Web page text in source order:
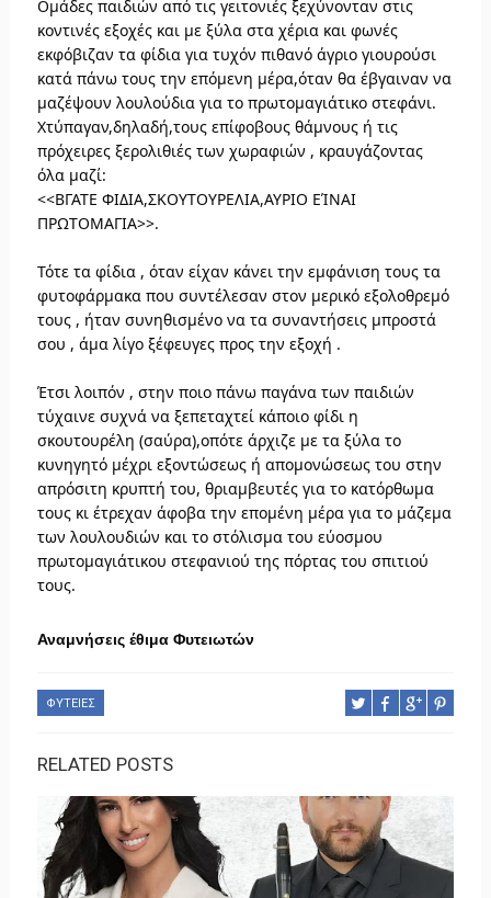
Ομάδες παιδιών από τις γειτονιές ξεχύνονταν στις
κοντινές εξοχές και με ξύλα στα χέρια και φωνές
εκφόβιζαν τα φίδια για τυχόν πιθανό άγριο γιουρούσι
κατά πάνω τους την επόμενη μέρα,όταν θα έβγαιναν να
μαζέψουν λουλούδια για το πρωτομαγιάτικο στεφάνι.
Χτύπαγαν,δηλαδή,τους επίφοβους θάμνους ή τις
πρόχειρες ξερολιθιές των χωραφιών , κραυγάζοντας
όλα μαζί:
<<ΒΓΑΤΕ ΦΙΔΙΑ,ΣΚΟΥΤΟΥΡΕΛΙΑ,ΑΥΡΙΟ ΕΊΝΑΙ
ΠΡΩΤΟΜΑΓΙΑ>>.
Τότε τα φίδια , όταν είχαν κάνει την εμφάνιση τους τα
φυτοφάρμακα που συντέλεσαν στον μερικό εξολοθρεμό
τους , ήταν συνηθισμένο να τα συναντήσεις μπροστά
σου , άμα λίγο ξέφευγες προς την εξοχή .
Έτσι λοιπόν , στην ποιο πάνω παγάνα των παιδιών
τύχαινε συχνά να ξεπεταχτεί κάποιο φίδι η
σκουτουρέλη (σαύρα),οπότε άρχιζε με τα ξύλα το
κυνηγητό μέχρι εξοντώσεως ή απομονώσεως του στην
απρόσιτη κρυπτή του, θριαμβευτές για το κατόρθωμα
τους κι έτρεχαν άφοβα την επομένη μέρα για το μάζεμα
των λουλουδιών και το στόλισμα του εύοσμου
πρωτομαγιάτικου στεφανιού της πόρτας του σπιτιού
τους.
Αναμνήσεις έθιμα Φυτειωτών
ΦΥΤΕΙΕΣ
RELATED POSTS